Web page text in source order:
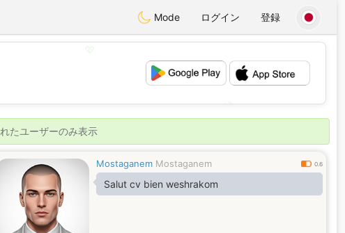
Mode ログイン 登録
たユーザーのみ表示
Mostaganem Mostaganem 0.6
Salut cv bien weshrakom